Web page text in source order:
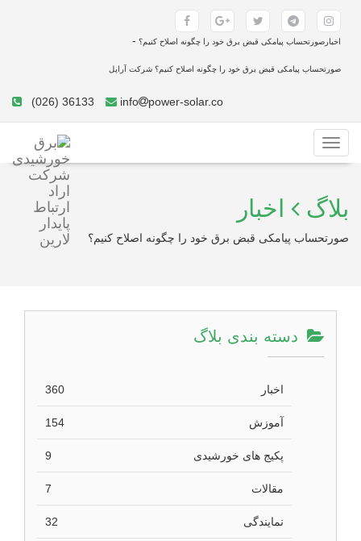
اخبارصورتحساب پیامکی قبض برق خود را چگونه اصلاح کنیم؟ -
صورتحساب پیامکی قبض برق خود را چگونه اصلاح کنیم؟ شرکت آراپل
info power-solar.co
(026) 36133
Toggle
navigation
بلاگ اخبار
صورتحساب پیامکی قبض برق خود را چگونه اصلاح کنیم؟
دسته بندی بلاگ
اخبار 360
آموزش 154
پکیج های خورشیدی 9
مقالات 7
نمایندگی 32